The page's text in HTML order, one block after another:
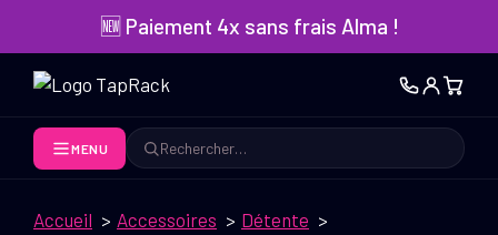
contenu
🆕 Paiement 4x sans frais Alma !
MENU
Rechercher
Accueil Accessoires
Détente